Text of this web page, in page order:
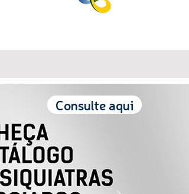
Consulte aqui